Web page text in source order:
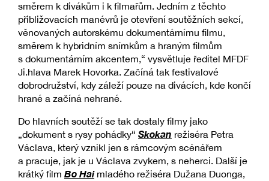
směrem k divákům i k filmařům. Jedním z těchto
přibližovacích manévrů je otevření soutěžních sekcí,
věnovaných autorskému dokumentárnímu filmu,
směrem k hybridním snímkům a hraným filmům
s dokumentárním akcentem,“ vysvětluje ředitel MFDF
Ji.hlava Marek Hovorka. Začíná tak festivalové
dobrodružství, kdy záleží pouze na divácích, kde končí
hrané a začíná nehrané.
Do hlavních soutěží se tak dostaly filmy jako
„dokument s rysy pohádky“ Skokan režiséra Petra
Václava, který vznikl jen s rámcovým scénářem
a pracuje, jak je u Václava zvykem, s neherci. Další je
krátký film Bo Haimladého režiséra Dužana Duonga,